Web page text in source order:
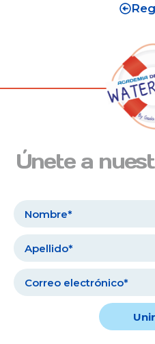
Únete a